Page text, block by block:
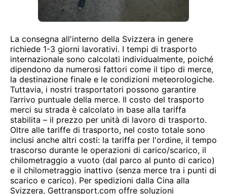
La consegna all'interno della Svizzera in genere
richiede 1-3 giorni lavorativi. I tempi di trasporto
internazionale sono calcolati individualmente, poiché
dipendono da numerosi fattori come il tipo di merce,
la destinazione finale e le condizioni meteorologiche.
Tuttavia, i nostri trasportatori possono garantire
l’arrivo puntuale della merce. Il costo del trasporto
merci su strada è calcolato in base alla tariffa
stabilita – il prezzo per unità di lavoro di trasporto.
Oltre alle tariffe di trasporto, nel costo totale sono
inclusi anche altri costi: la tariffa per l'ordine, il tempo
trascorso durante le operazioni di carico/scarico, il
chilometraggio a vuoto (dal parco al punto di carico)
e il chilometraggio inattivo (senza merce tra i punti di
scarico e carico). Per spedizioni dalla Cina alla
Svizzera, Gettransport.com offre soluzioni